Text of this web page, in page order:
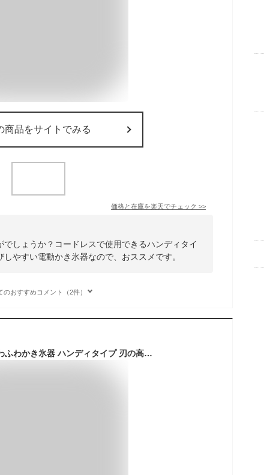
商品をサイトでみる
価格と在庫を楽天でチェック >>
しょうか？コードレスで使用できるハンディタイ
やすい電動かき氷器なので、おススメです。
のおすすめコメント（2件）
ドウシシャ 大人のふわふわかき氷器 ハンディタイプ 刃の高さ調節機能付 バラ氷専用 レシピ付 ミルキーベージュ